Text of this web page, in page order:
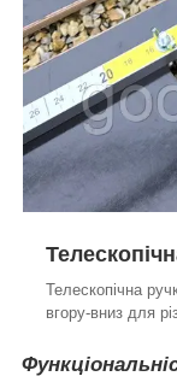
Телескопічна
вгору-вниз для